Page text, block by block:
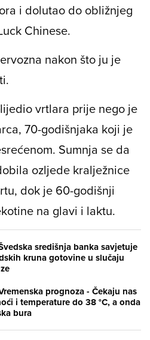
i dolutao do obližnjeg
Chinese.
nakon što ju je
vrtlara prije nego je
70-godišnjaka koji je
Sumnja se da
ozljede kralježnice
dok je 60-godišnji
na glavi i laktu.
središnja banka savjetuje
kruna gotovine u slučaju
prognoza - Čekaju nas
i temperature do 38 °C, a onda
bura